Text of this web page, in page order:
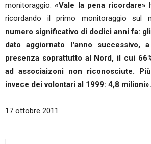
monitoraggio.«Vale la pena ricordare»
ricordando il primo monitoraggio sul
numero significativo di dodici anni fa:
dato aggiornato l'anno successivo,
presenza soprattutto al Nord, il cui
ad associaizoni non riconosciute.
invece dei volontari al 1999: 4,8 milioni».
17 ottobre 2011